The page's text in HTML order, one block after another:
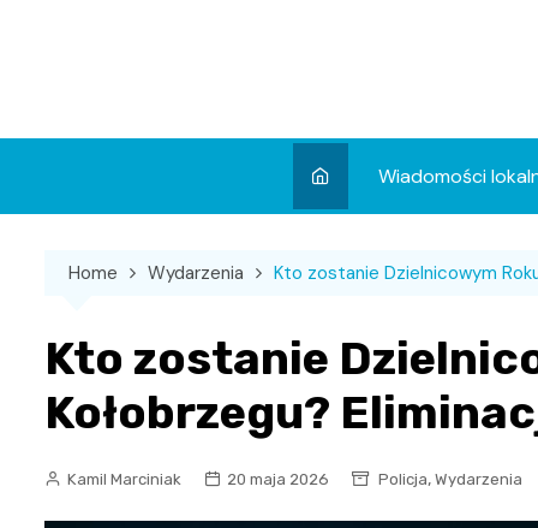
Wiadomości
Wydarzenia
Sport
Home Wydarzenia Kto zostanie Dzielnicowym
Kto zostanie
Kołobrzegu?
Kamil Marciniak 20 maja 2026 Policja, Wydarzenia